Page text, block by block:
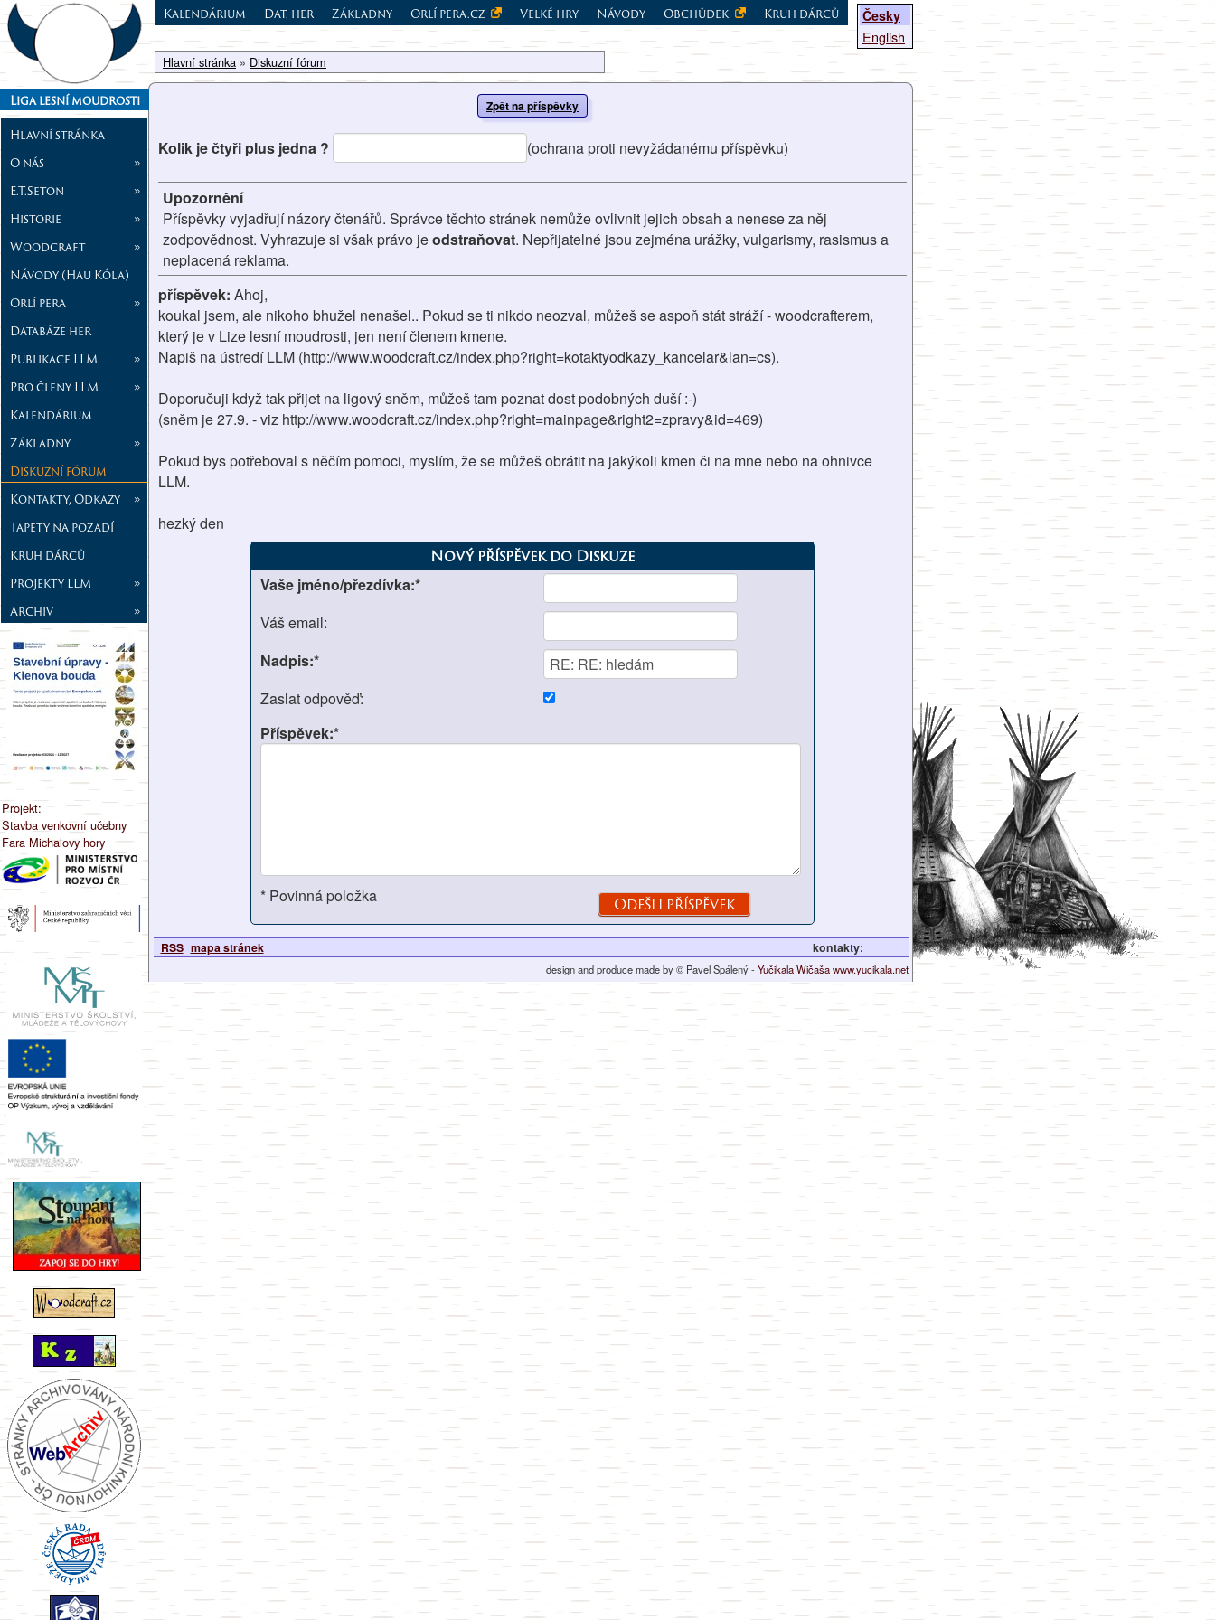
Liga lesní moudrosti
Hlavní stránka
O nás
»
E.T.Seton
»
Historie
»
Woodcraft
»
Návody (Hau Kóla)
Orlí pera
»
Databáze her
Publikace LLM
»
Pro členy LLM
»
Kalendárium
Základny
»
Diskuzní fórum
Kontakty, Odkazy
»
Tapety na pozadí
Kruh dárců
Projekty LLM
»
Archiv
»
Projekt:
Stavba venkovní učebny
Fara Michalovy hory
Česky
English
Kalendárium Dat. her Základny Orlí pera.cz Velké hry Návody Obchůdek Kruh dárců
Hlavní stránka » Diskuzní fórum
Zpět na příspěvky
Kolik je čtyři plus jedna ? (ochrana proti nevyžádanému příspěvku)
Upozornění
Příspěvky vyjadřují názory čtenářů. Správce těchto stránek nemůže ovlivnit jejich obsah a nenese za něj
zodpovědnost. Vyhrazuje si však právo jeodstraňovat. Nepřijatelné jsou zejména urážky, vulgarismy, rasismus a
neplacená reklama.
příspěvek: Ahoj,
koukal jsem, ale nikoho bhužel nenašel.. Pokud se ti nikdo neozval, můžeš se aspoň stát stráží - woodcrafterem,
který je v Lize lesní moudrosti, jen není členem kmene.
Napiš na ústredí LLM (http://www.woodcraft.cz/index.php?right=kotaktyodkazy_kancelar&lan=cs).
Doporučuji když tak přijet na ligový sněm, můžeš tam poznat dost podobných duší :-)
(sněm je 27.9. - viz http://www.woodcraft.cz/index.php?right=mainpage&right2=zpravy&id=469)
Pokud bys potřeboval s něčím pomoci, myslím, že se můžeš obrátit na jakýkoli kmen či na mne nebo na ohnivce
LLM.
hezký den
Nový příspěvek do Diskuze
Vaše jméno/přezdívka:*
Váš email:
Nadpis:*
Zaslat odpověď:
Příspěvek:*
* Povinná položka
RSS mapa stránek kontakty:
design and produce made by © Pavel Spálený -Yučikala Wičašawww.yucikala.net